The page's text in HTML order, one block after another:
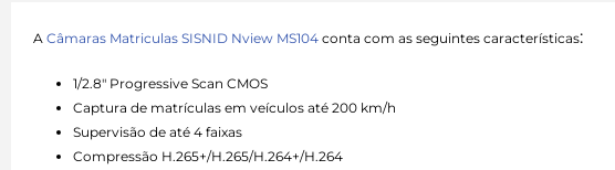
A Câmaras Matriculas SISNID Nview MS104 conta com as seguintes características:
1/2.8″ Progressive Scan CMOS
Captura de matrículas em veículos até 200 km/h
Supervisão de até 4 faixas
Compressão H.265+/H.265/H.264+/H.264